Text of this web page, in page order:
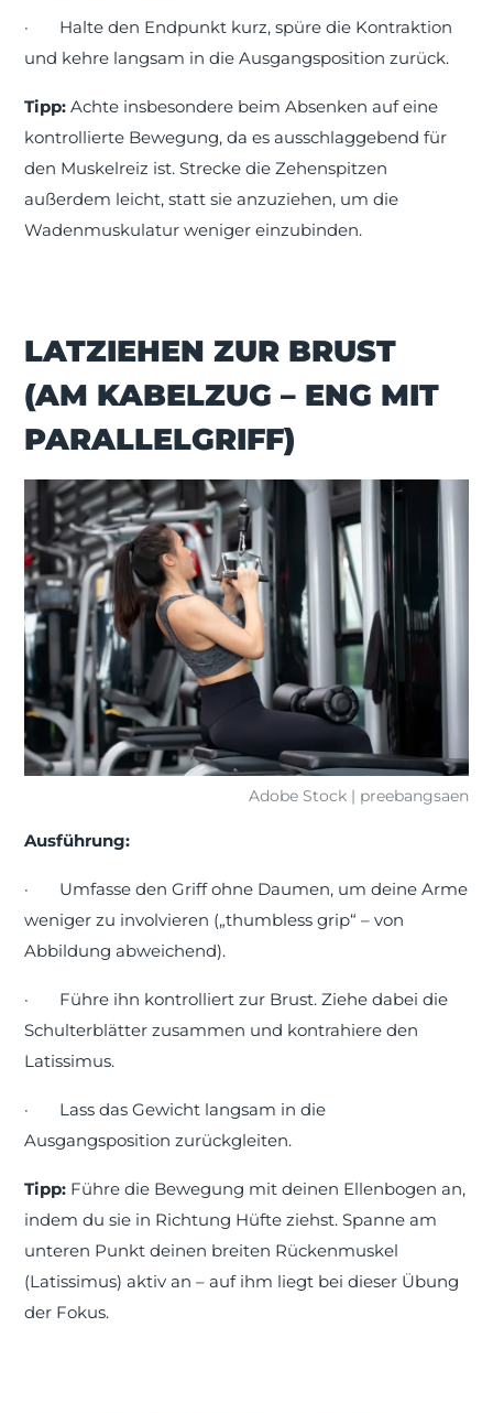
· Halte den Endpunkt kurz, spüre die Kontraktion
und kehre langsam in die Ausgangsposition zurück.
Tipp: Achte insbesondere beim Absenken auf eine
kontrollierte Bewegung, da es ausschlaggebend für
den Muskelreiz ist. Strecke die Zehenspitzen
außerdem leicht, statt sie anzuziehen, um die
Wadenmuskulatur weniger einzubinden.
LATZIEHEN ZUR BRUST
(AM KABELZUG – ENG MIT
PARALLELGRIFF)
Adobe Stock | preebangsaen
Ausführung:
· Umfasse den Griff ohne Daumen, um deine Arme
weniger zu involvieren („thumbless grip“– von
Abbildung abweichend).
· Führe ihn kontrolliert zur Brust. Ziehe dabei die
Schulterblätter zusammen und kontrahiere den
Latissimus.
· Lass das Gewicht langsam in die
Ausgangsposition zurückgleiten.
Tipp: Führe die Bewegung mit deinen Ellenbogen an,
indem du sie in Richtung Hüfte ziehst. Spanne am
unteren Punkt deinen breiten Rückenmuskel
(Latissimus) aktiv an – auf ihm liegt bei dieser Übung
der Fokus.